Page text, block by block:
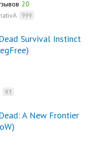
20
999
Survival Instinct
83
A New Frontier